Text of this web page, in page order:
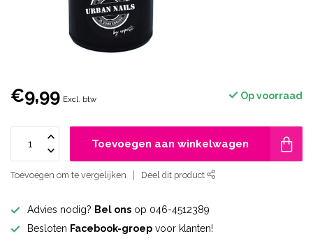
€9,99 Excl. btw Op voorraad
Toevoegen aan winkelwagen
Toevoegen om te vergelijken Deel dit product
Advies nodig? Bel ons op 046-4512389
Besloten Facebook-groep voor klanten!